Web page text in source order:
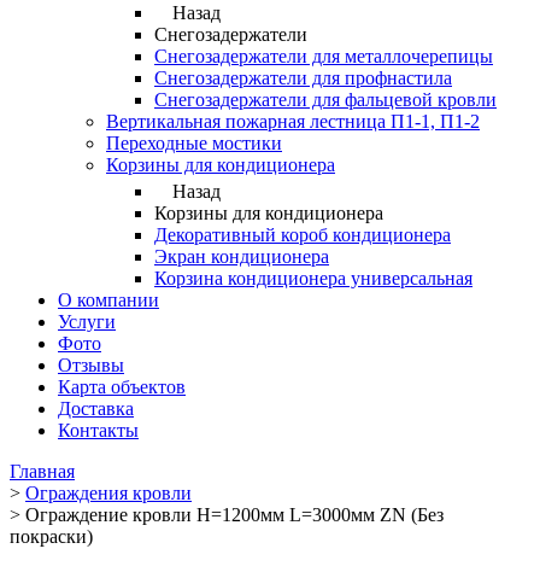
Назад
Снегозадержатели
Снегозадержатели для металлочерепицы
Снегозадержатели для профнастила
Снегозадержатели для фальцевой кровли
Вертикальная пожарная лестница П1-1, П1-2
Переходные мостики
Корзины для кондиционера
Назад
Корзины для кондиционера
Декоративный короб кондиционера
Экран кондиционера
Корзина кондиционера универсальная
О компании
Услуги
Фото
Отзывы
Карта объектов
Доставка
Контакты
Главная
> Ограждения кровли
> Ограждение кровли H=1200мм L=3000мм ZN (Без
покраски)